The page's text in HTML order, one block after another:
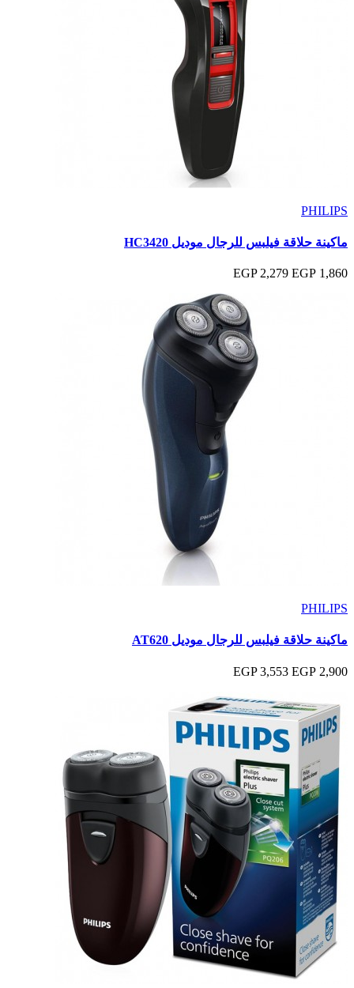
PHILIPS
ماكينة حلاقة فيلبس للرجال موديل HC3420
1,860 EGP
2,279 EGP
PHILIPS
ماكينة حلاقة فيلبس للرجال موديل AT620
2,900 EGP
3,553 EGP